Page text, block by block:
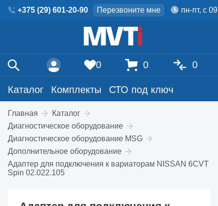
+375 (29) 601-20-90 Перезвоните мне пн-пт, с
Каталог Комплекты СТО под ключ
0 0 0
Главная
Каталог
Диагностическое оборудование
Диагностическое оборудование MSG
Дополнительное оборудование
Адаптер для подключения к вариаторам NISSAN 6CVT
Spin 02.022.105